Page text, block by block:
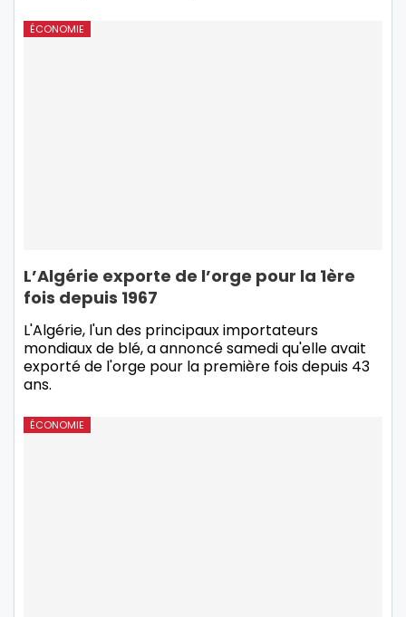
ÉCONOMIE
L’Algérie exporte de l’orge pour la 1ère
fois depuis 1967
L'Algérie, l'un des principaux importateurs
mondiaux de blé, a annoncé samedi qu'elle avait
exporté de l'orge pour la première fois depuis 43
ans.
ÉCONOMIE